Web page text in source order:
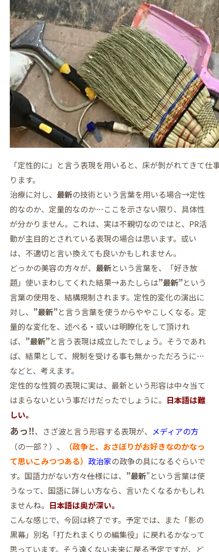
「定性的に」と言う表現を用いると、床が剝がれてきて
ります。
治療に対し、 最新の技術という言葉を用いる場合→定性
的なのか、定量的なのか…ここを示さない限り、具体性
が分かりません。これは、実は不親切なのではと、PR活
動が主目的とされている表現の場合は思います。或い
は、不適切と言い換えても良いかもしれません。
どっかの美容の方々が、 最新という言葉を、「好き放
題」使いまわしてくれた結果→あたしらは”最新”という
言葉の使用を、結構規制されます。定性的変化の演出に
対し、 ”最新”と言う言葉を使うからややこしくなる。定
量的な変化を、述べる・或いは明瞭化をして頂けれ
ば、 ”最新”と言う表現は成立したでしょう。そうであれ
ば、結果として、規制を受ける事も無かっただろうに…
などと、考えます。
定性的な性質の表現に実は、最新という形容は中々当て
はまらないという事だけだったでしょうに。 日本語は難
しい。
あっ‼、さざ波と言う形容する表現が、 メディアの方
（の一部？）、
（政争と、おさぼりがお好きなのかなっ
て思いこみつつある） 政治家の政争の具になるぐらいで
す。国語力がない方々仕様には、 ”最新”という言葉は使
うなって、国語に詳しい方なら、言いたくなるかもしれ
ませんね。 日本語は奥が深い。
こんな感じで、今回は終了です。予定では、また「影の
黒幕」別名「打たれまくりの編集役」に戻れるかなって
思っています。そう遠くない未来に戻る予定ですが、ど